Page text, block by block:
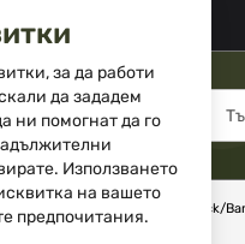
bg.com
МЕНЮ
Сгъваем нож - Buck/
за да работи
да зададем
ни помогнат да го
Използването
на вашето
предпочитания.